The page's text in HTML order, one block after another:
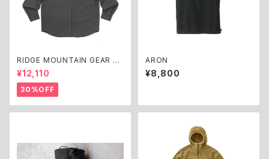
RIDGE MOUNTAIN GEAR Ba
sic Long Sleeve Shirt
¥12,110
30%OFF
ARON
¥8,800